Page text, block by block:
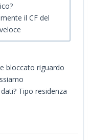
il CF del
bloccato riguardo
Tipo residenza